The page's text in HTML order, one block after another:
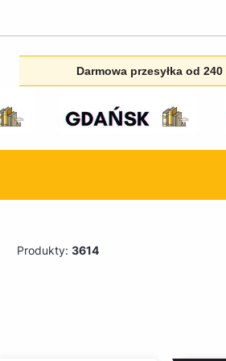
Darmowa przesyłka od 240
Produkty: 3614